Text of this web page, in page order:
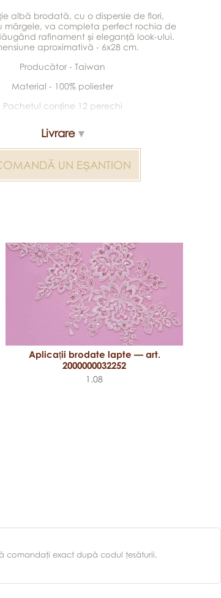
albă brodată, cu o dispersie de flori,
mărgele, va completa perfect rochia de
rafinament și eleganță look-ului.
aproximativă - 6x28 cm.
Producător - Taiwan
Material - 100% poliester
Pachetul conține 12 perechi
Livrare
UN EȘANTION
Aplicații brodate lapte — art.
2000000032252
1.08
comandaţi exact după codul ţesăturii.